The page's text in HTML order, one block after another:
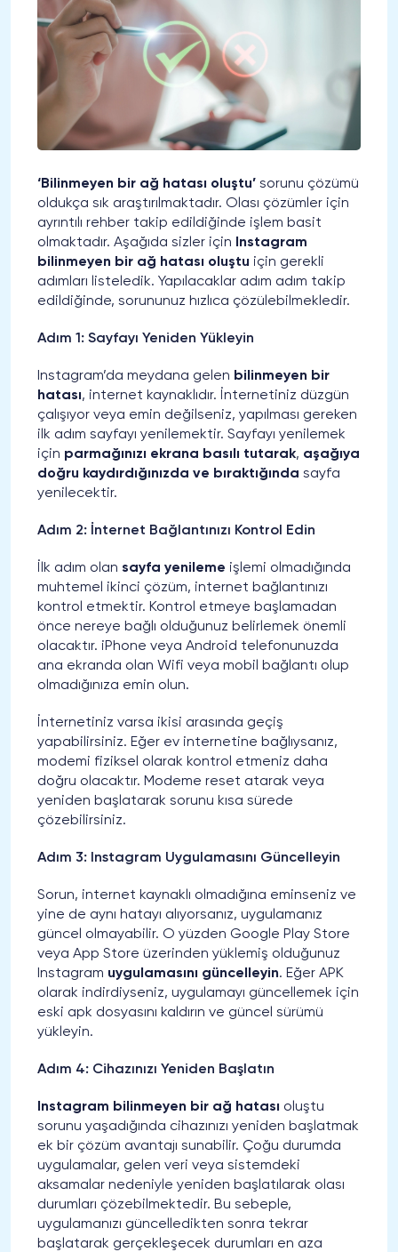
‘Bilinmeyen bir ağ hatası oluştu’ sorunu çözümü
oldukça sık araştırılmaktadır. Olası çözümler için
ayrıntılı rehber takip edildiğinde işlem basit
olmaktadır. Aşağıda sizler için
Instagram
bilinmeyen bir ağ hatası oluştu için gerekli
adımları listeledik. Yapılacaklar adım adım takip
edildiğinde, sorununuz hızlıca çözülebilmekledir.
Adım 1: Sayfayı Yeniden Yükleyin
Instagram’da meydana gelen bilinmeyen bir
hatası, internet kaynaklıdır. İnternetiniz düzgün
çalışıyor veya emin değilseniz, yapılması gereken
ilk adım sayfayı yenilemektir. Sayfayı yenilemek
için parmağınızı ekrana basılı tutarak, aşağıya
doğru kaydırdığınızda ve bıraktığında sayfa
yenilecektir.
Adım 2: İnternet Bağlantınızı Kontrol Edin
İlk adım olan sayfa yenileme işlemi olmadığında
muhtemel ikinci çözüm, internet bağlantınızı
kontrol etmektir. Kontrol etmeye başlamadan
önce nereye bağlı olduğunuz belirlemek önemli
olacaktır. iPhone veya Android telefonunuzda
ana ekranda olan Wifi veya mobil bağlantı olup
olmadığınıza emin olun.
İnternetiniz varsa ikisi arasında geçiş
yapabilirsiniz. Eğer ev internetine bağlıysanız,
modemi fiziksel olarak kontrol etmeniz daha
doğru olacaktır. Modeme reset atarak veya
yeniden başlatarak sorunu kısa sürede
çözebilirsiniz.
Adım 3: Instagram Uygulamasını Güncelleyin
Sorun, internet kaynaklı olmadığına eminseniz ve
yine de aynı hatayı alıyorsanız, uygulamanız
güncel olmayabilir. O yüzden Google Play Store
veya App Store üzerinden yüklemiş olduğunuz
Instagram uygulamasını güncelleyin. Eğer APK
olarak indirdiyseniz, uygulamayı güncellemek için
eski apk dosyasını kaldırın ve güncel sürümü
yükleyin.
Adım 4: Cihazınızı Yeniden Başlatın
Instagram bilinmeyen bir ağ hatası oluştu
sorunu yaşadığında cihazınızı yeniden başlatmak
ek bir çözüm avantajı sunabilir. Çoğu durumda
uygulamalar, gelen veri veya sistemdeki
aksamalar nedeniyle yeniden başlatılarak olası
durumları çözebilmektedir. Bu sebeple,
uygulamanızı güncelledikten sonra tekrar
başlatarak gerçekleşecek durumları en aza